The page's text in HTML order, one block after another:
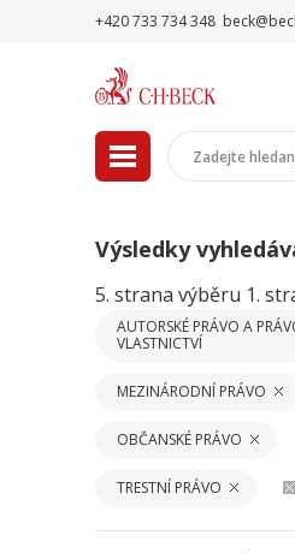
+420 733 734 348
Výsledky
5. strana výběru 1.
AUTORSKÉ PRÁVO A
VLASTNICTVÍ
MEZINÁRODNÍ PRÁVO
OBČANSKÉ PRÁVO
TRESTNÍ PRÁVO